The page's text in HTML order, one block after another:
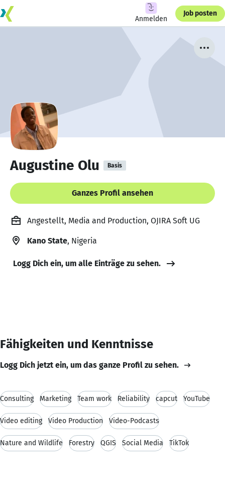
Anmelden
Job posten
Augustine Olu Basis
Ganzes Profil ansehen
Angestellt, Media and Production, OJIRA Soft UG
Kano State, Nigeria
Logg Dich ein, um alle Einträge zu sehen.
Fähigkeiten und Kenntnisse
Logg Dich jetzt ein, um das ganze Profil zu sehen.
Consulting Marketing Team work Reliability capcut YouTube
Video editing Video Production Video-Podcasts
Nature and Wildlife Forestry QGIS Social Media TikTok